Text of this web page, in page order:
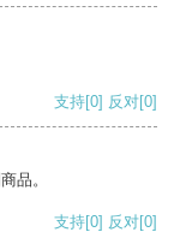
支持[0] 反对[0]
品。
支持[0] 反对[0]